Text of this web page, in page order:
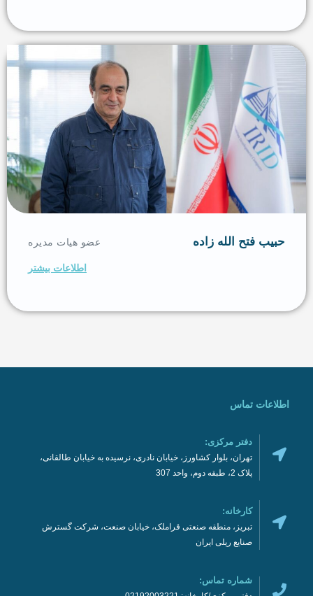
حبیب فتح الله زاده عضو هیات مدیره
اطلاعات بیشتر
اطلاعات تماس
دفتر مرکزی:
تهران، بلوار کشاورز، خیابان نادری، نرسیده به خیابان طالقانی،
پلاک 2، طبقه دوم، واحد 307
کارخانه:
تبریز، منطقه صنعتی قراملک، خیابان صنعت، شرکت گسترش
صنایع ریلی ایران
شماره تماس: